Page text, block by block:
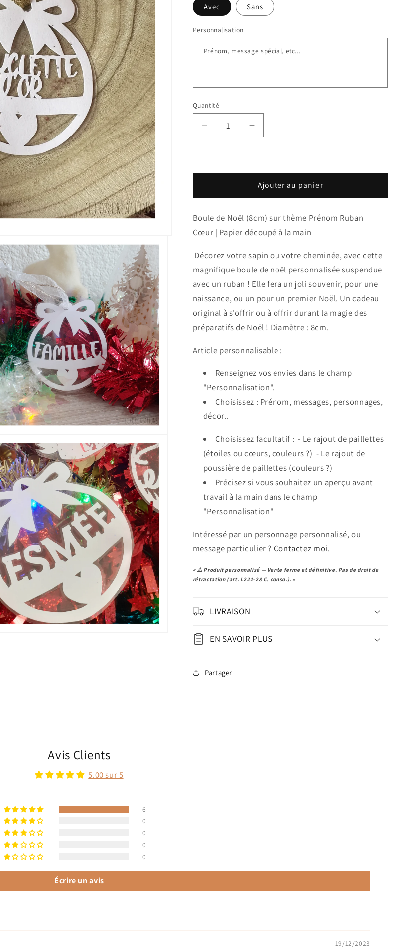
Avec Sans
Personnalisation
Quantité
Réduire
la
Boule
Noël
Prénom
Ruban
Cœur
Augmenter
la
Boule
de
Noël
Prénom
Ruban
Cœur
Ajouter au panier
Boule de Noël (8cm) sur thème Prénom Ruban
Cœur | Papier découpé à la main
Décorez votre sapin ou votre cheminée, avec cette
magnifique boule de noël personnalisée suspendue
avec un ruban ! Elle fera un joli souvenir, pour une
naissance, ou un pour un premier Noël. Un cadeau
original à s'offrir ou à offrir durant la magie des
préparatifs de Noël ! Diamètre : 8cm.
Article personnalisable :
Renseignez vos envies dans le champ
"Personnalisation".
Choisissez : Prénom, messages, personnages,
décor..
Choisissez facultatif :- Le rajout de paillettes
(étoiles ou cœurs, couleurs ?) - Le rajout de
poussière de paillettes (couleurs ?)
Précisez si vous souhaitez un aperçu avant
travail à la main dans le champ
"Personnalisation"
Intéressé par un personnage personnalisé, ou
message particulier ? Contactez moi.
« ⚠️ Produit personnalisé — Vente ferme et définitive. Pas de droit de
rétractation (art. L221-28 C. conso.). »
LIVRAISON
EN SAVOIR PLUS
Partager
Avis Clients
5.00 sur 5
6
0
0
0
0
Écrire un avis
19/12/2023